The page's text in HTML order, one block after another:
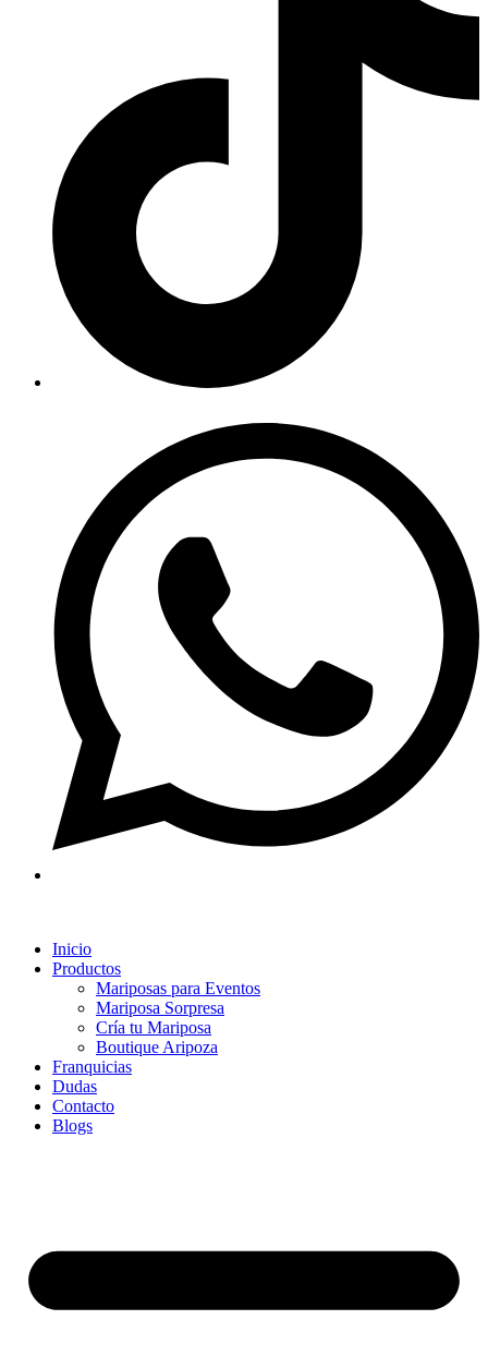
Inicio
Productos
Mariposas para Eventos
Mariposa Sorpresa
Cría tu Mariposa
Boutique Aripoza
Franquicias
Dudas
Contacto
Blogs